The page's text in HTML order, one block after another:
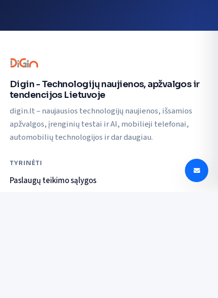
Digin - Technologijų naujienos, apžvalgos ir
tendencijos Lietuvoje
digin.lt – naujausios technologijų naujienos, išsamios
apžvalgos, įrenginių testai ir AI, mobilieji telefonai,
automobilių technologijos ir dar daugiau.
TYRINĖTI
Paslaugų teikimo sąlygos